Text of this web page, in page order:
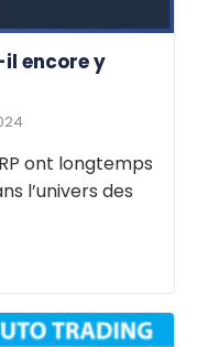
encore y
ont longtemps
l’univers des